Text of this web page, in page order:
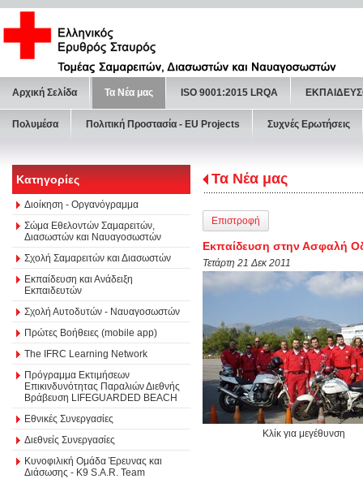
Αρχική Σελίδα Τα Νέα μας ISO 9001:2015 LRQA
Πολυμέσα Πολιτική Προστασία - ΕU Projects Συχνές Ερωτήσεις
Κατηγορίες
Διοίκηση - Οργανόγραμμα
Σώμα Εθελοντών Σαμαρειτών,
Διασωστών και Ναυαγοσωστών
Σχολή Σαμαρειτών και Διασωστών
Εκπαίδευση και Ανάδειξη
Εκπαιδευτών
Σχολή Αυτοδυτών - Ναυαγοσωστών
Πρώτες Βοήθειες (mobile app)
The IFRC Learning Network
Πρόγραμμα Εκτιμήσεων
Επικινδυνότητας Παραλιών Διεθνής
Βράβευση LIFEGUARDED BEACH
Εθνικές Συνεργασίες
Διεθνείς Συνεργασίες
Κυνοφιλική Ομάδα Έρευνας και
Διάσωσης - Κ9 S.A.R. Team
Τα Νέα μας
Επιστροφή
Εκπαίδευση στην Ασφαλή
Τετάρτη 21 Δεκ 2011
Κλίκ για μεγέθυνση